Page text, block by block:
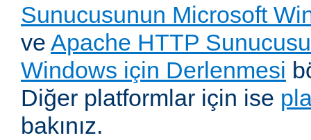
Sunucusunun Microsoft
ve Apache HTTP
Windows için Derlenmesi
Diğer platformlar için ise
bakınız.